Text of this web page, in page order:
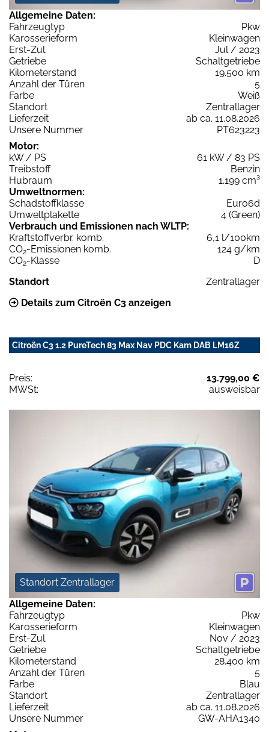
Allgemeine Daten:
Fahrzeugtyp
Pkw
Karosserieform
Kleinwagen
Erst-Zul.
Jul / 2023
Getriebe
Schaltgetriebe
Kilometerstand
19.500 km
Anzahl der Türen
5
Farbe
Weiß
Standort
Zentrallager
Lieferzeit
ab ca. 11.08.2026
Unsere Nummer
PT623223
Motor:
kW / PS
61 kW / 83 PS
Treibstoff
Benzin
Hubraum
1.199 cm³
Umweltnormen:
Schadstoffklasse
Euro6d
Umweltplakette
4 (Green)
Verbrauch und Emissionen nach WLTP:
Kraftstoffverbr. komb.
6,1 l/100km
CO2-Emissionen komb.
124 g/km
CO2-Klasse
D
Standort
Zentrallager
Details zum Citroën C3 anzeigen
Citroën C3 1.2 PureTech 83 Max Nav PDC Kam DAB LM16Z
Preis:
13.799,00 €
MWSt:
ausweisbar
Standort Zentrallager
Allgemeine Daten:
Fahrzeugtyp
Pkw
Karosserieform
Kleinwagen
Erst-Zul.
Nov / 2023
Getriebe
Schaltgetriebe
Kilometerstand
28.400 km
Anzahl der Türen
5
Farbe
Blau
Standort
Zentrallager
Lieferzeit
ab ca. 11.08.2026
Unsere Nummer
GW-AHA1340